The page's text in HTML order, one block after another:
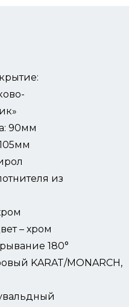
90мм
из
– хром
180°
KARAT/MONARCH,